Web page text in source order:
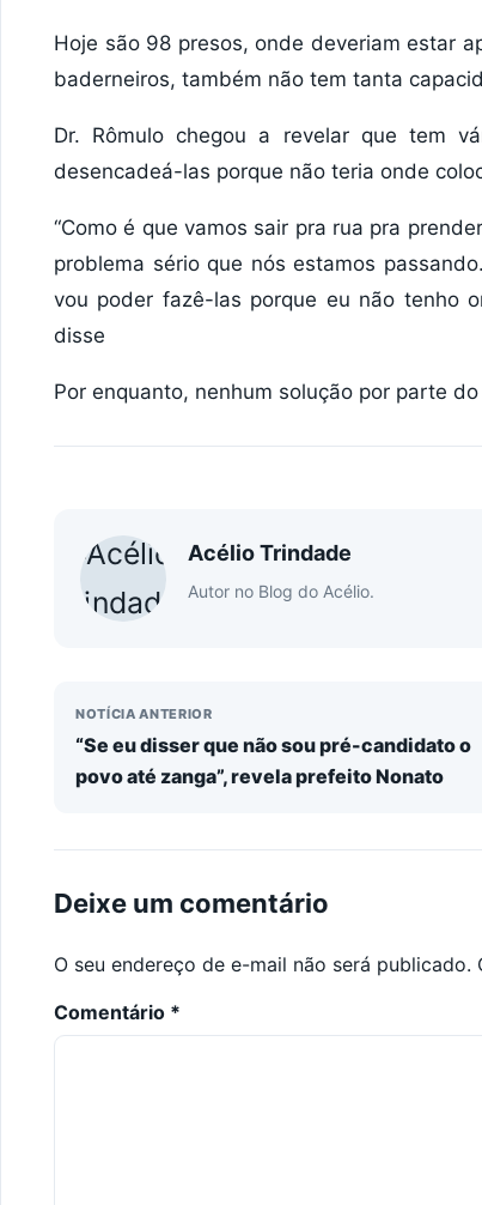
Hoje são 98 presos, onde deveriam estar
baderneiros, também não tem tanta
Dr. Rômulo chegou a revelar que tem
desencadeá-las porque não teria onde
“Como é que vamos sair pra rua pra
problema sério que nós estamos
vou poder fazê-las porque eu não tenho
disse
Por enquanto, nenhum solução por parte
Acélio Trindade
Autor no Blog do Acélio.
NOTÍCIA ANTERIOR
“Se eu disser que não sou pré-candidato o
povo até zanga”, revela prefeito Nonato
Deixe um comentário
O seu endereço de e-mail não será publicado.
Comentário *